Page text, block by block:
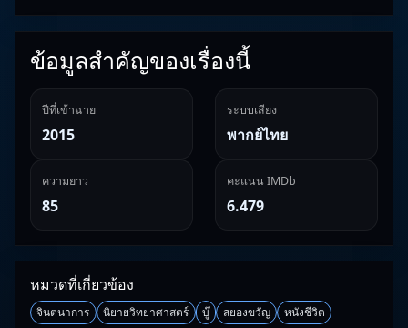
ข้อมูลสำคัญของเรื่องนี้
ปีที่เข้าฉาย
2015
ระบบเสียง
พากย์ไทย
ความยาว
85
คะแนน IMDb
6.479
หมวดที่เกี่ยวข้อง
จินตนาการ นิยายวิทยาศาสตร์ บู๊ สยองขวัญ หนังชีวิต